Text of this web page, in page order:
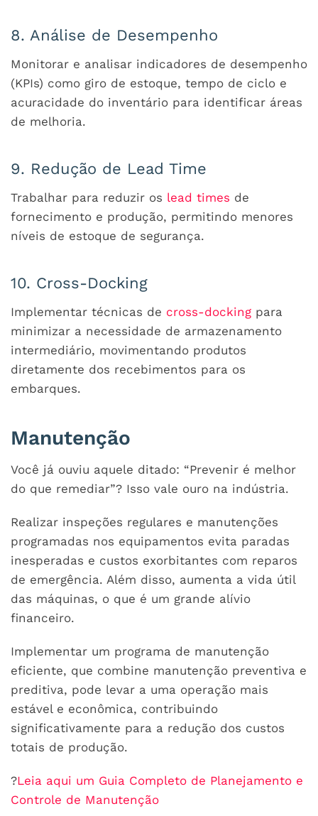
8. Análise de Desempenho
Monitorar e analisar indicadores de desempenho
(KPIs) como giro de estoque, tempo de ciclo e
acuracidade do inventário para identificar áreas
de melhoria.
9. Redução de Lead Time
Trabalhar para reduzir os lead times de
fornecimento e produção, permitindo menores
níveis de estoque de segurança.
10. Cross-Docking
Implementar técnicas de cross-docking para
minimizar a necessidade de armazenamento
intermediário, movimentando produtos
diretamente dos recebimentos para os
embarques.
Manutenção
Você já ouviu aquele ditado: “Prevenir é melhor
do que remediar”? Isso vale ouro na indústria.
Realizar inspeções regulares e manutenções
programadas nos equipamentos evita paradas
inesperadas e custos exorbitantes com reparos
de emergência. Além disso, aumenta a vida útil
das máquinas, o que é um grande alívio
financeiro.
Implementar um programa de manutenção
eficiente, que combine manutenção preventiva e
preditiva, pode levar a uma operação mais
estável e econômica, contribuindo
significativamente para a redução dos custos
totais de produção.
?Leia aqui um Guia Completo de Planejamento e
Controle de Manutenção